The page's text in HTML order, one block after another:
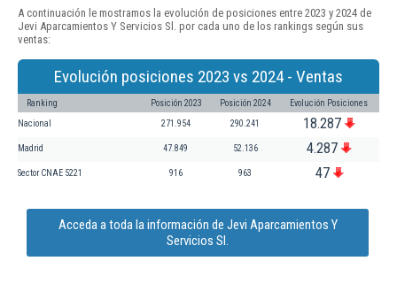
A continuación le mostramos la evolución de posiciones entre 2023 y 2024 de
Jevi Aparcamientos Y Servicios Sl. por cada uno de los rankings según sus
ventas:
Evolución posiciones 2023 vs 2024 - Ventas
Ranking Posición 2023 Posición 2024 Evolución Posiciones
Nacional 271.954 290.241 18.287
Madrid 47.849 52.136 4.287
Sector CNAE 5221 916 963 47
Acceda a toda la información de Jevi Aparcamientos Y
Servicios Sl.